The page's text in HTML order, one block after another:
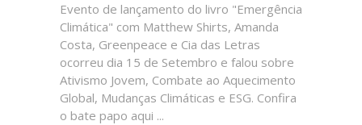
Evento de lançamento do livro "Emergência
Climática" com Matthew Shirts, Amanda
Costa, Greenpeace e Cia das Letras
ocorreu dia 15 de Setembro e falou sobre
Ativismo Jovem, Combate ao Aquecimento
Global, Mudanças Climáticas e ESG. Confira
o bate papo aqui